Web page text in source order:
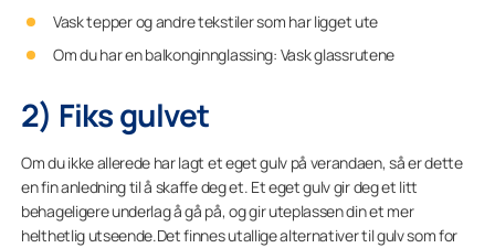
Vask tepper og andre tekstiler som har ligget ute
Om du har en balkonginnglassing: Vask glassrutene
2) Fiks gulvet
Om du ikke allerede har lagt et eget gulv på verandaen, så er dette
en fin anledning til å skaffe deg et. Et eget gulv gir deg et litt
behageligere underlag å gå på, og gir uteplassen din et mer
helthetlig utseende.Det finnes utallige alternativer til gulv som for